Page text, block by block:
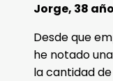
Jorge, 38
Desde que
he notado
la cantidad